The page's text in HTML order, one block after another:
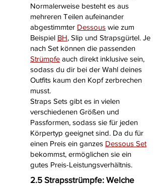
Normalerweise besteht es aus
mehreren Teilen aufeinander
abgestimmter Dessous wie zum
Beispiel BH, Slip und Strapsgürtel. Je
nach Set können die passenden
Strümpfe auch direkt inklusive sein,
sodass du dir bei der Wahl deines
Outfits kaum den Kopf zerbrechen
musst.
Straps Sets gibt es in vielen
verschiedenen Größen und
Passformen, sodass sie für jeden
Körpertyp geeignet sind. Da du für
einen Preis ein ganzes Dessous Set
bekommst, ermöglichen sie ein
gutes Preis-Leistungsverhältnis.
2.5 Strapsstrümpfe: Welche